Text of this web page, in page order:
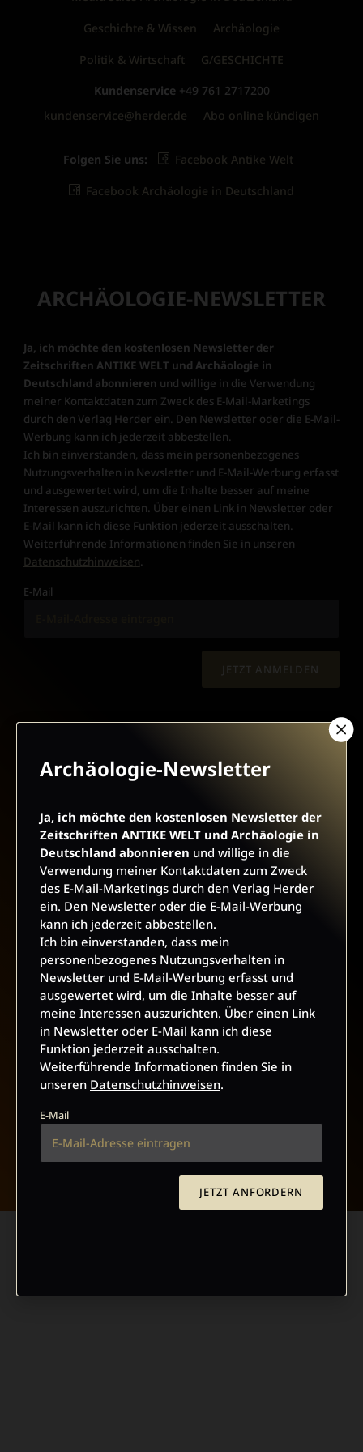
Geschichte & Wissen Archäologie
Politik & Wirtschaft G/GESCHICHTE
Kundenservice +49 761 2717200
kundenservice@herder.de
Abo online kündigen
Folgen Sie uns: Facebook Antike Welt
Facebook Archäologie in Deutschland
ARCHÄOLOGIE-NEWSLETTER
Ja, ich möchte den kostenlosen Newsletter der
Zeitschriften ANTIKE WELT und Archäologie in
Deutschland abonnieren und willige in die Verwendung
meiner Kontaktdaten zum Zweck des E-Mail-Marketings
durch den Verlag Herder ein. Den Newsletter oder die E-Mail-
Werbung kann ich jederzeit abbestellen.
Ich bin einverstanden, dass mein personenbezogenes
Nutzungsverhalten in Newsletter und E-Mail-Werbung erfasst
und ausgewertet wird, um die Inhalte besser auf meine
Interessen auszurichten. Über einen Link in Newsletter oder
E-Mail kann ich diese Funktion jederzeit ausschalten.
Weiterführende Informationen finden Sie in unseren
Datenschutzhinweisen
E-Mail
JETZT ANMELDEN
BARRIEREFREIHEIT IMPRESSUM
VERTRAG WIDERRUFEN
ABO ONLINE KÜNDIGEN
NACH OBEN
Archäologie-Newsletter
Ja, ich möchte den kostenlosen Newsletter der
Zeitschriften ANTIKE WELT und Archäologie in
Deutschland abonnieren und willige in die
Verwendung meiner Kontaktdaten zum Zweck
des E-Mail-Marketings durch den Verlag Herder
ein. Den Newsletter oder die E-Mail-Werbung
kann ich jederzeit abbestellen.
Ich bin einverstanden, dass mein
personenbezogenes Nutzungsverhalten in
Newsletter und E-Mail-Werbung erfasst und
ausgewertet wird, um die Inhalte besser auf
meine Interessen auszurichten. Über einen Link
in Newsletter oder E-Mail kann ich diese
Funktion jederzeit ausschalten.
Weiterführende Informationen finden Sie in
unseren Datenschutzhinweisen.
E-Mail
JETZT ANFORDERN